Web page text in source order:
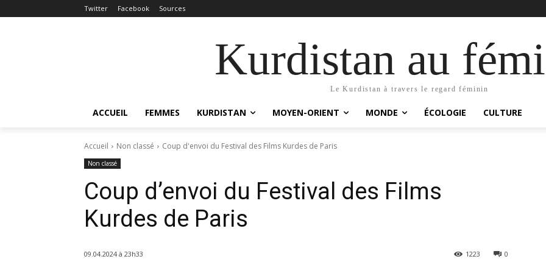
Twitter Facebook Sources
Kurdistan au
Le Kurdistan à travers le regard féminin
ACCUEIL FEMMES KURDISTAN MOYEN-ORIENT MONDE ÉCOLOGIE CULTURE
Accueil Non classé Coup d'envoi du Festival des Films Kurdes de Paris
Non classé
Coup d’envoi du Festival des Films
Kurdes de Paris
09.04.2024 à 23h33 0
1223